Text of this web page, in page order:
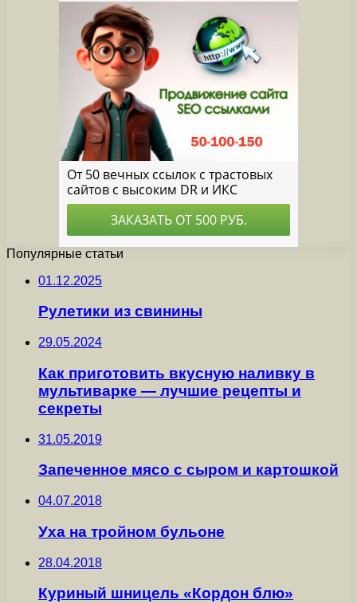
Популярные статьи
01.12.2025
Рулетики из свинины
29.05.2024
Как приготовить вкусную наливку в
мультиварке — лучшие рецепты и
секреты
31.05.2019
Запеченное мясо с сыром и картошкой
04.07.2018
Уха на тройном бульоне
28.04.2018
Куриный шницель «Кордон блю»